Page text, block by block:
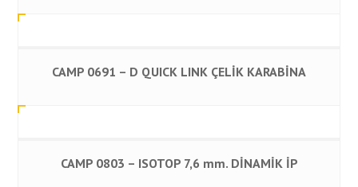
CAMP 0691 – D QUICK LINK ÇELİK KARABİNA
CAMP 0803 – ISOTOP 7,6 mm. DİNAMİK İP